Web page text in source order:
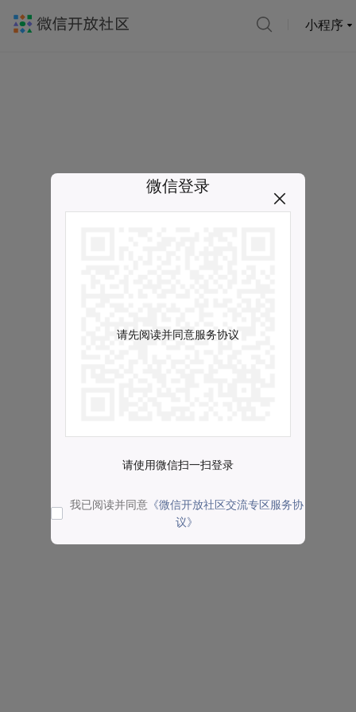
小程序
微信登录
请先阅读并同意服务协议
请使用微信扫一扫登录
我已阅读并同意 《微信开放社区交流专区服务协
议》